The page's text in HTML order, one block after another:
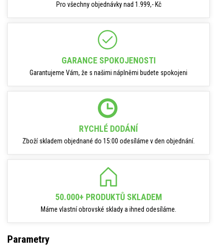
Pro všechny objednávky nad 1.999,- Kč
GARANCE SPOKOJENOSTI
Garantujeme Vám, že s našimi náplněmi budete spokojeni
RYCHLÉ DODÁNÍ
Zboží skladem objednané do 15:00 odesíláme v den objednání.
50.000+ PRODUKTŮ SKLADEM
Máme vlastní obrovské sklady a ihned odesíláme.
Parametry